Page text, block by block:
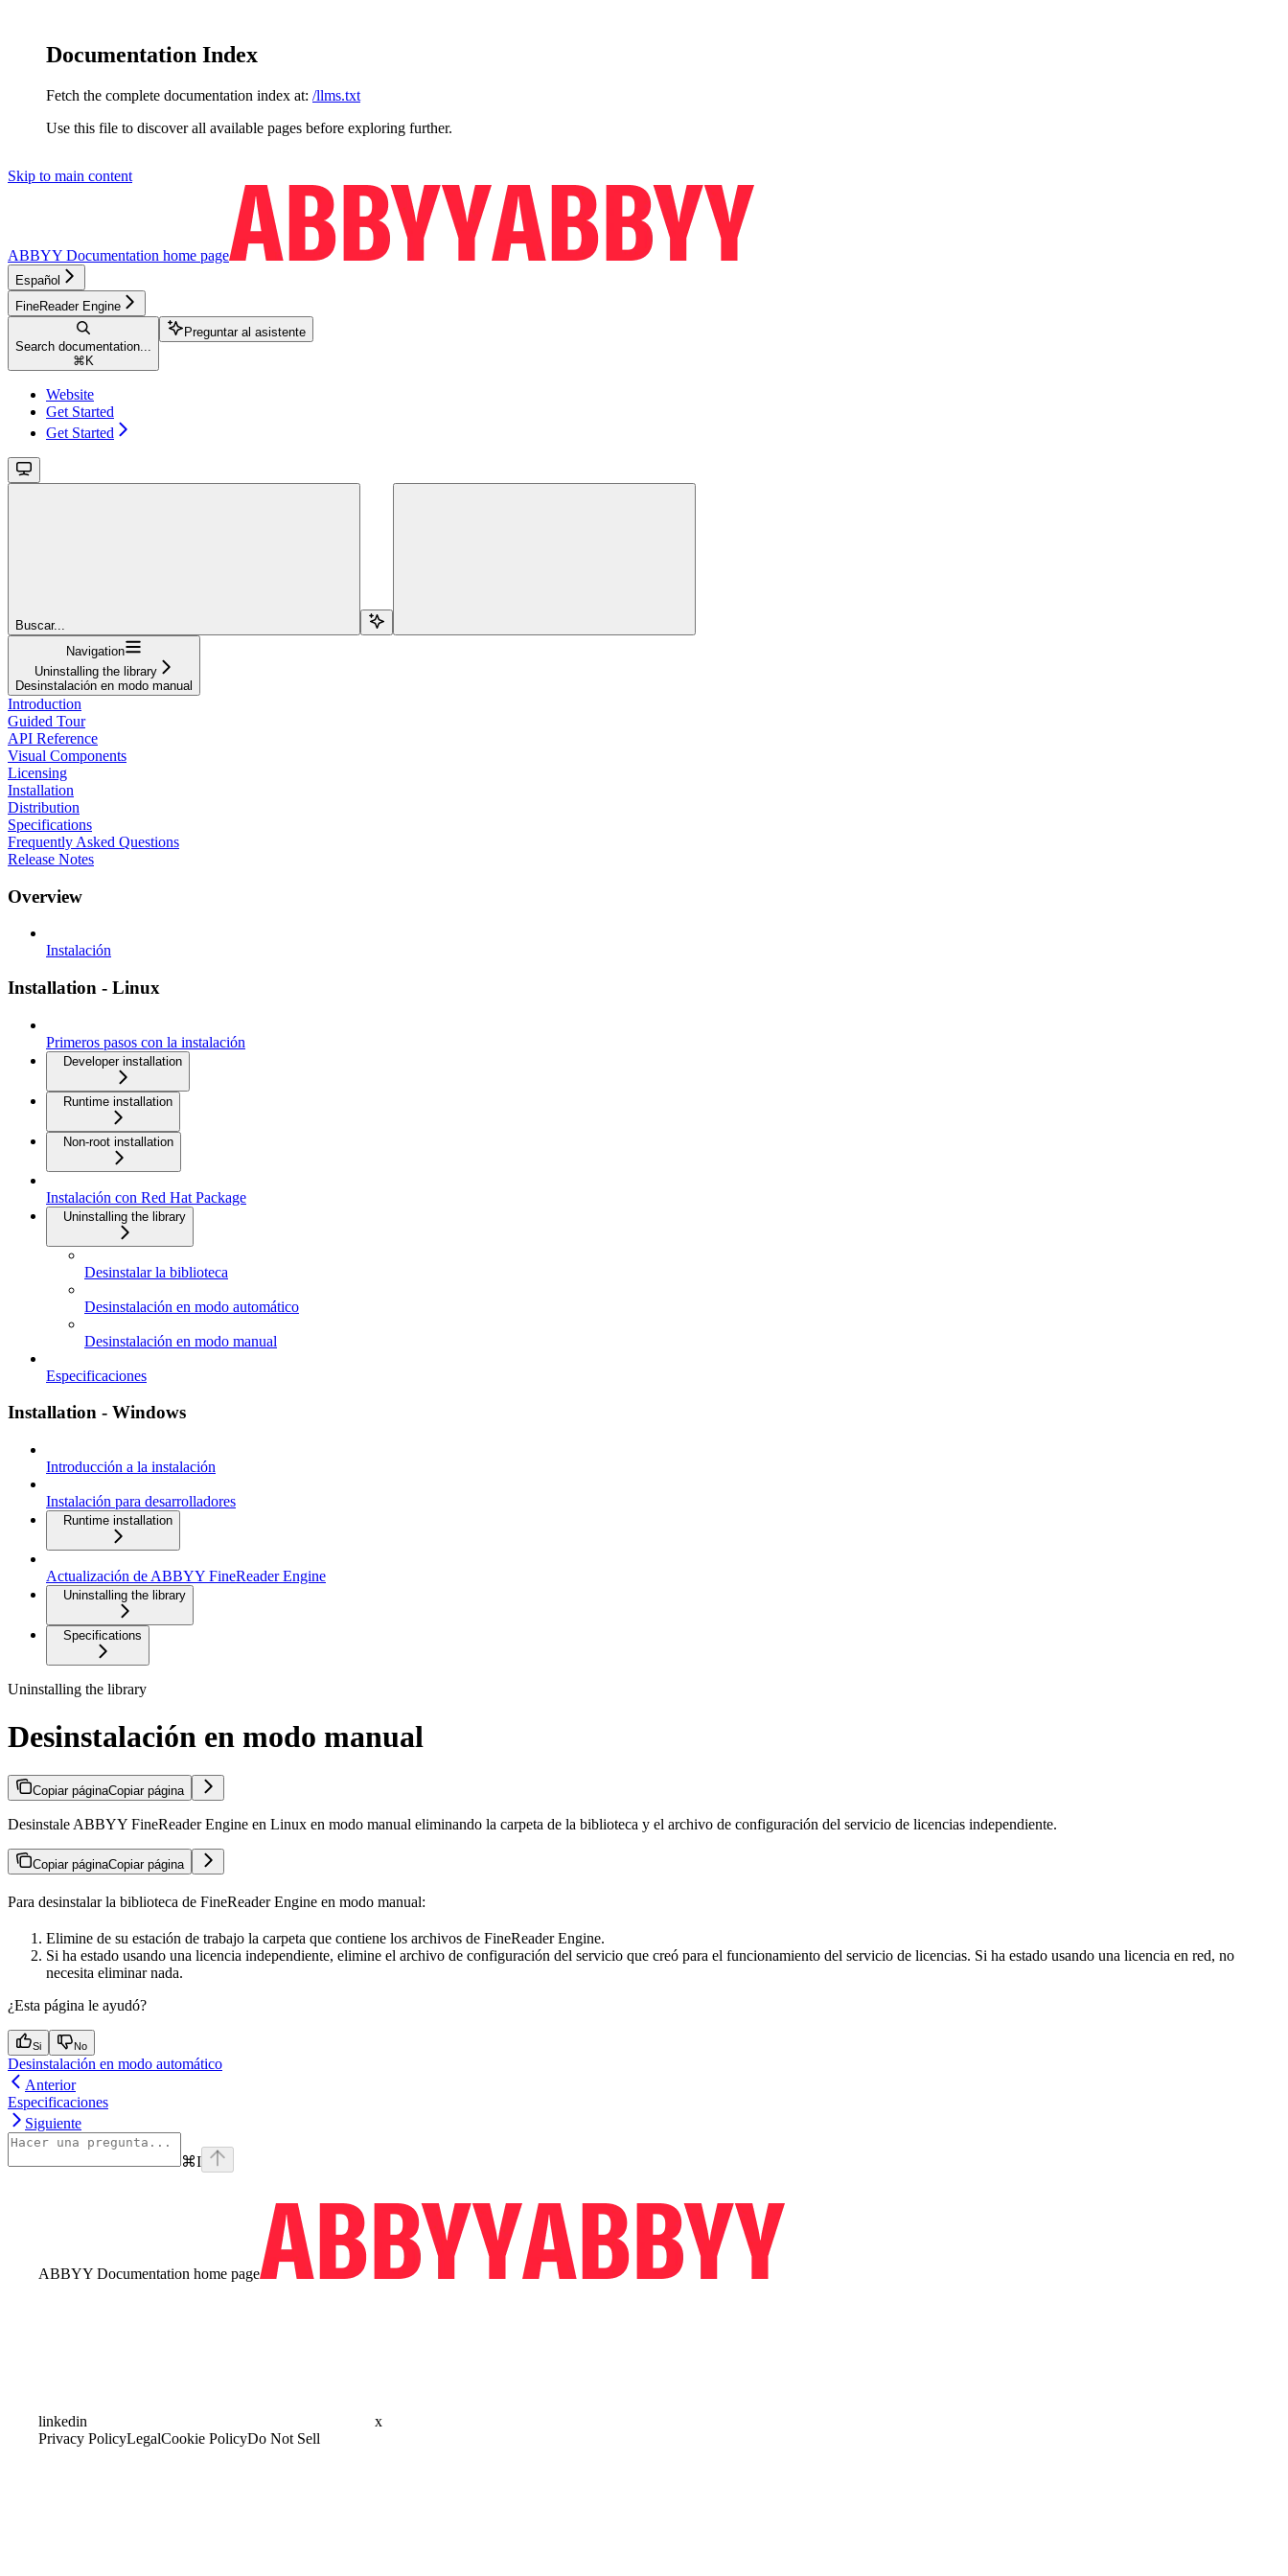
Documentation Index
Fetch the complete documentation index at: /llms.txt
Use this file to discover all available pages before exploring further.
Skip to main content
ABBYY Documentation home page
Español
FineReader Engine
Search documentation...
⌘ K
Preguntar al asistente
Website
Get Started
Get Started
Buscar...
Navigation
Uninstalling the library
Desinstalación en modo manual
Introduction
Guided Tour
API Reference
Visual Components
Licensing
Installation
Distribution
Specifications
Frequently Asked Questions
Release Notes
Overview
Instalación
Installation - Linux
Primeros pasos con la instalación
Developer installation
Runtime installation
Non-root installation
Instalación con Red Hat Package
Uninstalling the library
Desinstalar la biblioteca
Desinstalación en modo automático
Desinstalación en modo manual
Especificaciones
Installation - Windows
Introducción a la instalación
Instalación para desarrolladores
Runtime installation
Actualización de ABBYY FineReader Engine
Uninstalling the library
Specifications
Uninstalling the library
Desinstalación en modo manual
Copiar páginaCopiar página
Desinstale ABBYY FineReader Engine en Linux en modo manual eliminando la carpeta de la biblioteca y el archivo de configuración del servicio de licencias independiente.
Copiar páginaCopiar página
Para desinstalar la biblioteca de FineReader Engine en modo manual:
Elimine de su estación de trabajo la carpeta que contiene los archivos de FineReader Engine.
Si ha estado usando una licencia independiente, elimine el archivo de configuración del servicio que creó para el funcionamiento del servicio de licencias. Si ha estado usando una licencia en red, no
necesita eliminar nada.
¿Esta página le ayudó?
Si No
Desinstalación en modo automático
Anterior
Especificaciones
Siguiente
⌘I
ABBYY Documentation home page
linkedin
x
Privacy PolicyLegalCookie PolicyDo Not Sell